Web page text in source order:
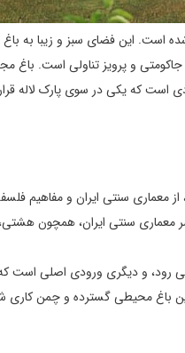
است. این فضای سبز و زیبا به
جاکومتی و پرویز تناولی است.
که یکی در سوی پارک لاله
معماری سنتی ایران و مفاهیم
معماری سنتی ایران، همچون هشتی،
رود، و دیگری ورودی اصلی است که
باغ محیطی گسترده و چمن‌ کاری‌